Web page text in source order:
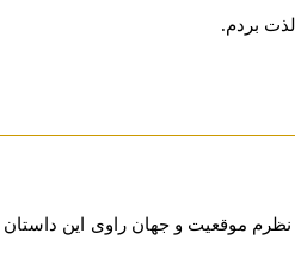
بردم.
نظرم موقعیت و جهان راوی این